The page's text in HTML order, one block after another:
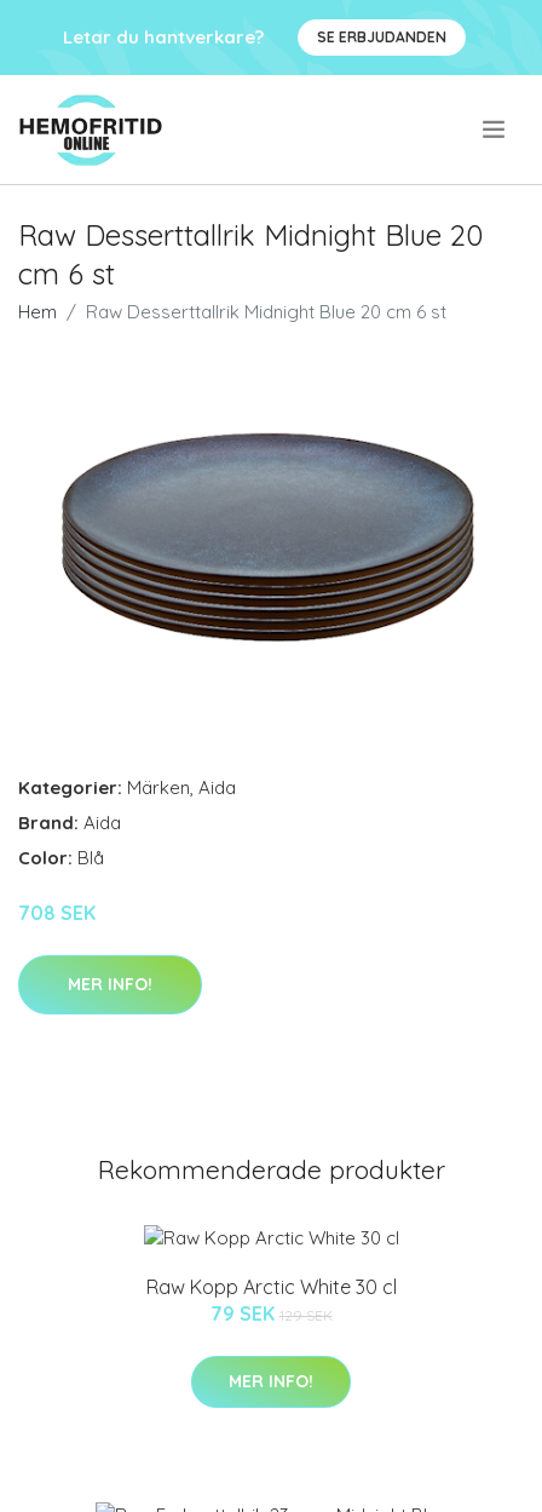
Letar du hantverkare? SE ERBJUDANDEN
Raw Desserttallrik Midnight Blue 20
cm 6 st
Hem Raw Desserttallrik Midnight Blue 20 cm 6 st
Kategorier: Märken, Aida
Brand: Aida
Color: Blå
708 SEK
MER INFO!
Rekommenderade produkter
Raw Kopp Arctic White 30 cl
79 SEK 129 SEK
MER INFO!